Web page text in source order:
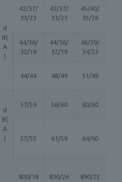
d
B(
A
)
42/37/
33/23
42/37/
33/23
45/40/
35/26
44/36/
32/19
44/36/
32/19
46/39/
34/23
44/44 48/49 51/49
d
B(
A
)
57/59 58/60 60/60
57/55 61/59 64/60
800/18
830/26
890/25